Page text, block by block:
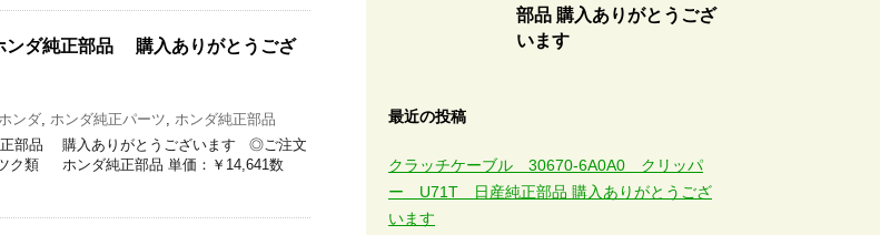
ダ純正部品 購入ありがとうござ
ンダ, ホンダ純正パーツ, ホンダ純正部品
部品 購入ありがとうございます ◎ご注文
ク類 ホンダ純正部品 単価：￥14,641数
部品 購入ありがとうござ
います
最近の投稿
クラッチケーブル 30670-6A0A0 クリッパ
ー U71T 日産純正部品 購入ありがとうござ
います